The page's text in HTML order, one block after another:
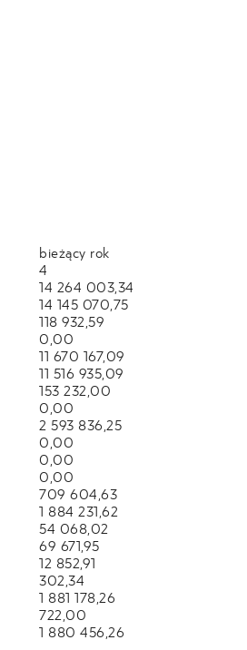
bieżący rok
4
14 264 003,34
14 145 070,75
118 932,59
0,00
11 670 167,09
11 516 935,09
153 232,00
0,00
2 593 836,25
0,00
0,00
0,00
709 604,63
1 884 231,62
54 068,02
69 671,95
12 852,91
302,34
1 881 178,26
722,00
1 880 456,26